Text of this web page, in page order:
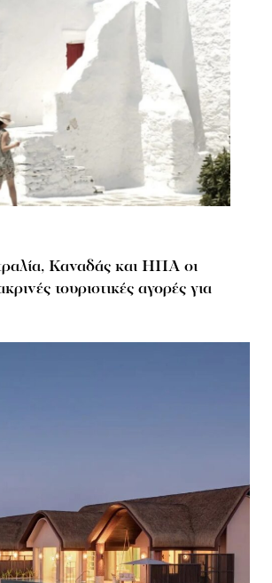
Καναδάς και ΗΠΑ οι
τουριστικές αγορές για